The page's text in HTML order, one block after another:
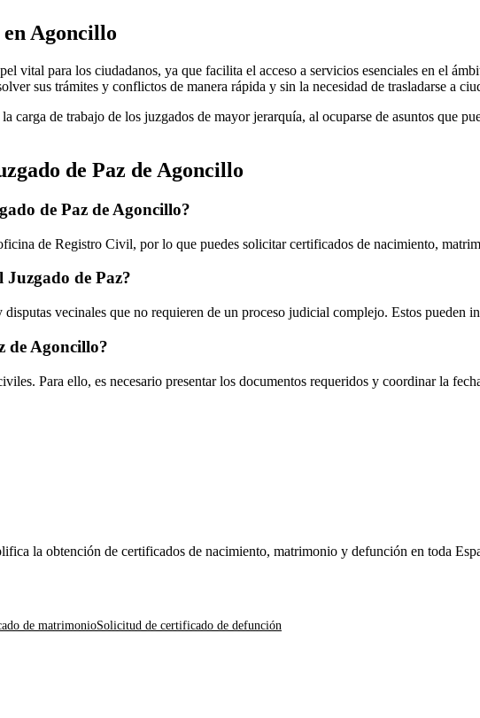
Agoncillo
vital para los ciudadanos, ya que facilita el acceso a servicios esenciales en el
sus trámites y conflictos de manera rápida y sin la necesidad de trasladarse a
carga de trabajo de los juzgados de mayor jerarquía, al ocuparse de asuntos que
de Paz de Agoncillo
de Paz de Agoncillo?
de Registro Civil, por lo que puedes solicitar certificados de nacimiento,
Juzgado de Paz?
vecinales que no requieren de un proceso judicial complejo. Estos pueden
de Agoncillo?
Para ello, es necesario presentar los documentos requeridos y coordinar la
la obtención de certificados de nacimiento, matrimonio y defunción en toda
de matrimonioSolicitud de certificado de defunción